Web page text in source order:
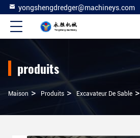
yongshengdredger@machineys.com
produits
Maison > Produits > Excavateur De Sable >